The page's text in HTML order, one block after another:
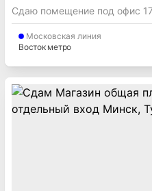
Сдаю помещение под офис
Московская линия
Восток метро